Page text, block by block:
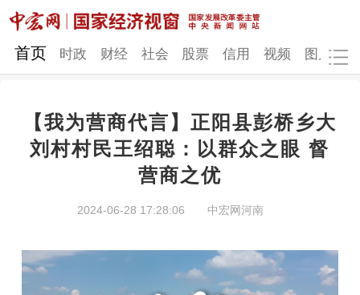
网站地图
时政 财经 社会 股票
视频 图片
发改动态 中宏研究 营商环境
首页 时政 财经 社会 股票 信用 视频 图片
【我为营商代言】正阳县彭桥乡大
刘村村民王绍聪：以群众之眼 督
营商之优
2024-06-28 17:28:06 中宏网河南